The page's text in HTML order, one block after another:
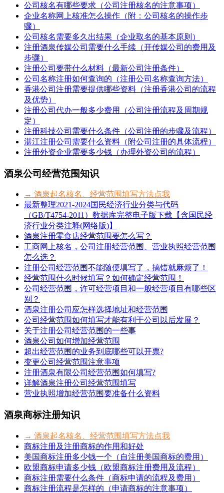
公司核名有哪些要求（公司注册核名的注意事项）
企业名称网上核准怎么操作（附：公司核名的操作步
骤）
公司核名需要多久出结果（企业取名的基本原则）
注册酒泉传媒公司需要什么手续（开传媒公司的费用及
步骤）
注册公司要带什么材料（最新公司注册条件）
公司名称注册如何查询的（注册公司名称查询方法）
香港公司注册需要提供哪些资料（注册香港公司的流程
及优势）
注册公司代办一般多少费用（公司注册流程及周期规
定）
注册科技公司需要什么条件（公司注册的步骤及流程）
湛江注册公司需要什么资料（附公司注册的具体流程）
注册外资企业需要多少钱（办理外资公司的流程）
酒泉公司经营范围知识
→ 酒泉起名核名、经营范围填写方法点我
最新整理2021-2024国民经济行业分类与代码
（GB/T4754-2011）数据库完整电子版下载【含国民经
济行业分类注释(网络版)】
酒泉注册零食店经营范围要怎么写？
工商网上核名，公司注册经营范围、营业执照经营范围
怎么选？
注册公司经营范围不能随便填写了，搞错就麻烦了！
经营范围什么时候填写？如何确定经营范围！
公司经营范围，许可经营项目和一般经营项目有哪些区
别？
酒泉注册公司应怎样选择地址和经营范围
公司经营范围如何填写才能有利于公司以后发展？
关于注册公司经营范围的一些事
酒泉公司如何增加经营范围
超出经营范围的业务到底哪些可以开票?
变更公司经营范围注意事项
注册酒泉有限公司经营范围如何填写?
详解酒泉注册公司经营范围填写
营业执照增加经营范围要准备什么资料
酒泉商标注册知识
→ 酒泉起名核名、经营范围填写方法点我
商标注册及注册商标的作用和好处
美国商标注册多少钱一个（自注册美国商标的费用）
欧盟商标申请多少钱（欧盟商标注册费用及流程）
商标注册需要什么条件（商标申请的流程及费用）
商标注册流程是怎样的（申请商标的注意事项）